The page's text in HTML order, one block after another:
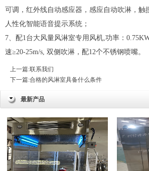
可调，红外线自动感应器，感应自动吹淋，触
人性化智能语音提示系统；
7、配1台大风量风淋室专用风机,功率：
速≥20-25m/s, 双侧吹淋，配12个不锈钢喷嘴。
上一篇:联系我们
下一篇:合格的风淋室具备什么条件
最新产品